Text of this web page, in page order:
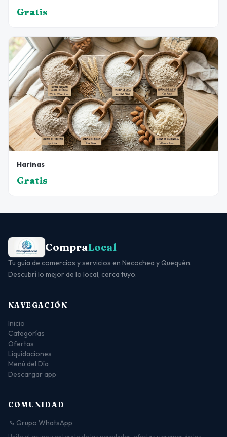
Gratis
Harinas
Gratis
CompraLocal
Tu guía de comercios y servicios en Necochea y Quequén.
Descubrí lo mejor de lo local, cerca tuyo.
NAVEGACIÓN
Inicio
Categorías
Ofertas
Liquidaciones
Menú del Día
Descargar app
COMUNIDAD
Grupo WhatsApp